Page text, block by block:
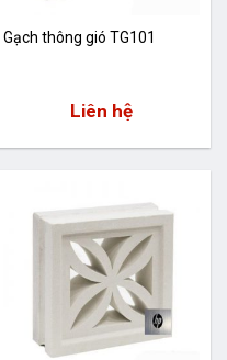
Gạch thông gió TG101
Liên hệ